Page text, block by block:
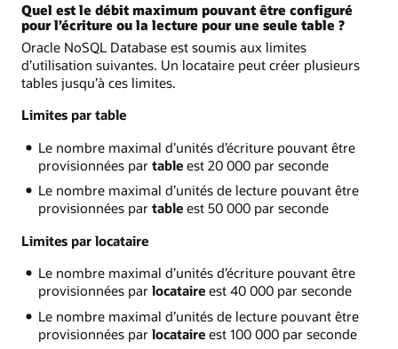
Quel est le débit maximum pouvant être configuré
pour l’écriture ou la lecture pour une seule table ?
Oracle NoSQL Database est soumis aux limites
d’utilisation suivantes. Un locataire peut créer plusieurs
tables jusqu’à ces limites.
Limites par table
Le nombre maximal d’unités d’écriture pouvant être
provisionnées par tableest 20 000 par seconde
Le nombre maximal d’unités de lecture pouvant être
provisionnées par tableest 50 000 par seconde
Limites par locataire
Le nombre maximal d’unités d’écriture pouvant être
provisionnées par locataireest 40 000 par seconde
Le nombre maximal d’unités de lecture pouvant être
provisionnées par locataireest 100 000 par seconde